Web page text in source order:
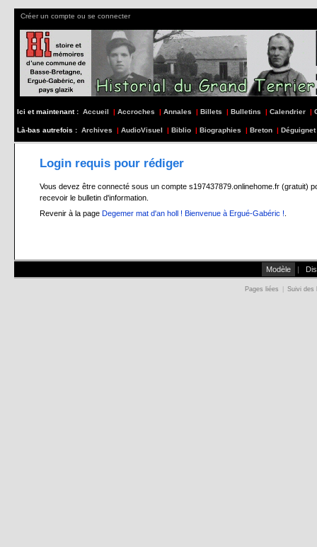
Créer un compte ou se connecter
Ici et maintenant : Accueil | Accroches | Annales | Billets | Bulletins | Calendrier |
Là-bas autrefois : Archives | AudioVisuel | Biblio | Biographies | Breton | Déguignet
Login requis pour rédiger
Vous devez être connecté sous un compte s197437879.onlinehome.fr (gratuit)
recevoir le bulletin d'information.
Revenir à la page Degemer mat d'an holl ! Bienvenue à Ergué-Gabéric !
Modèle |
Pages liées Suivi des